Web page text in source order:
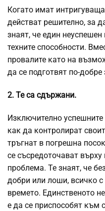
Когато имат
действат решително, за
знаят, че един неуспешен
техните способности.
провалите като на
да се подготвят по-
2. Те са сдържани.
Изключително
как да контролират
тръгнат в погрешна
се съсредоточават
проблема. Те знаят, че
добри или лоши, всичко с
времето. Единственото
е да се приспособят към